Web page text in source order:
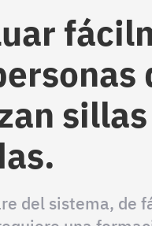
del sistema, de